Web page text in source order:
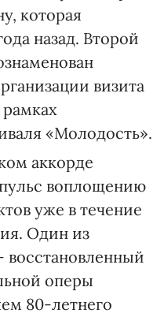
которая
назад. Второй
визита
«Молодость».
аккорде
воплощению
уже в течение
Один из
оперы
80-летнего